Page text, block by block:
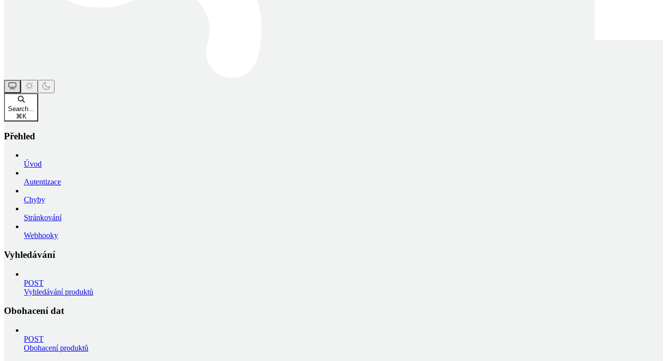
Search...
⌘ K
Přehled
Úvod
Autentizace
Chyby
Stránkování
Webhooky
Vyhledávání
POST
Vyhledávání produktů
Obohacení dat
POST
Obohacení produktů